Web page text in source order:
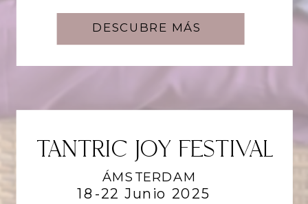
18 -22 Junio 2025
ÁMSTERDAM
TANTRIC JOY FESTIVAL
18-22 Junio 2025
ÁMSTERDAM
TANTRIC JOY FESTIVAL
DESCUBRE MÁS